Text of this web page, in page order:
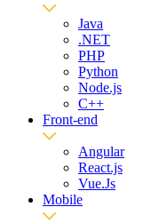
Java
.NET
PHP
Python
Node.js
C++
Front-end
Angular
React.js
Vue.Js
Mobile